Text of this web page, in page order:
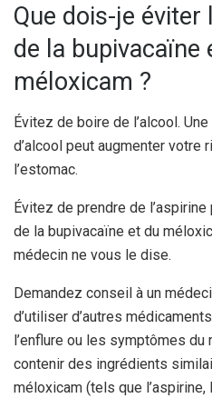
Que dois-je
de la bupivacaïne
méloxicam ?
Évitez de boire de l’alcool.
d’alcool peut augmenter votre
l’estomac.
Évitez de prendre de
de la bupivacaïne et du
médecin ne vous le dise.
Demandez conseil à un
d’utiliser d’autres
l’enflure ou les symptômes
contenir des ingrédients
méloxicam (tels que